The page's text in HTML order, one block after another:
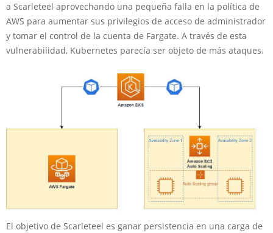
a Scarleteel aprovechando una pequeña falla en la política de
AWS para aumentar sus privilegios de acceso de administrador
y tomar el control de la cuenta de Fargate. A través de esta
vulnerabilidad, Kubernetes parecía ser objeto de más ataques.
El objetivo de Scarleteel es ganar persistencia en una carga de